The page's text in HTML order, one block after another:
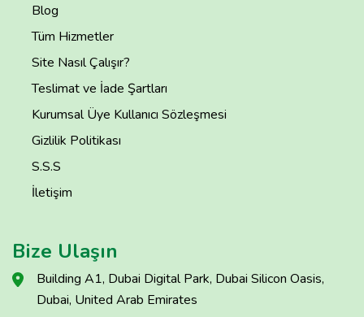
Blog
Tüm Hizmetler
Site Nasıl Çalışır?
Teslimat ve İade Şartları
Kurumsal Üye Kullanıcı Sözleşmesi
Gizlilik Politikası
S.S.S
İletişim
Bize Ulaşın
Building A1, Dubai Digital Park, Dubai Silicon Oasis,
Dubai, United Arab Emirates